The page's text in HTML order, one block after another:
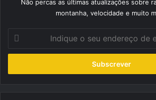
Não percas as últimas atualizações sobre
montanha, velocidade e muito
seu
de